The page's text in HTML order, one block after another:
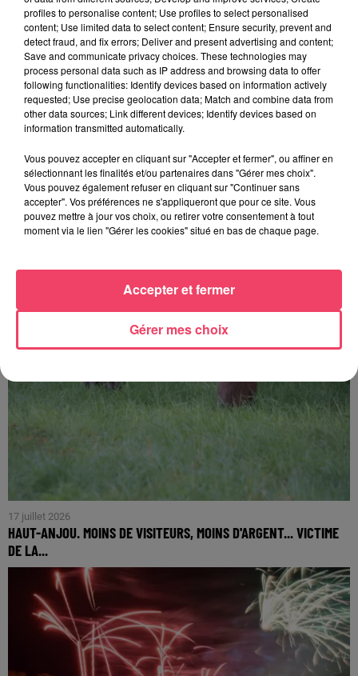
encore de l'encre dans la plume.L'écriture du 2e tome de la
trilogie de Destin est en cours, mais aussi plusieurs autres
idées, dont une qu'elle a commencé à mettre sur papier dès
l'âge de 9 ans. Une histoire de destin.
AUTRES ARTICLES QUI POURRAIENT VOUS
INTÉRESSER
17 juillet 2026
HAUT-ANJOU. MOINS DE VISITEURS, MOINS D'ARGENT... VICTIME
DE LA...
profiles to personalise content; Use profiles to select personalised
content; Use limited data to select content; Ensure security, prevent and
detect fraud, and fix errors; Deliver and present advertising and content;
Save and communicate privacy choices. These technologies may
process personal data such as IP address and browsing data to offer
following functionalities: Identify devices based on information actively
requested; Use precise geolocation data; Match and combine data from
other data sources; Link different devices; Identify devices based on
information transmitted automatically.
Vous pouvez accepter en cliquant sur "Accepter et fermer", ou affiner en
sélectionnant les finalités et/ou partenaires dans "Gérer mes choix".
Vous pouvez également refuser en cliquant sur "Continuer sans
accepter". Vos préférences ne s'appliqueront que pour ce site. Vous
pouvez mettre à jour vos choix, ou retirer votre consentement à tout
moment via le lien "Gérer les cookies" situé en bas de chaque page.
Gérer mes choix
Accepter et fermer